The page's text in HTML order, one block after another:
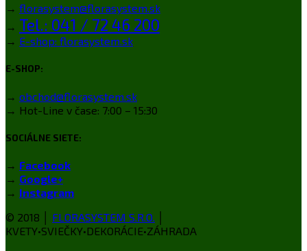
→ florasystem@florasystem.sk
→ Tel.: 041 / 72 46 200
→ E-shop: florasystem.sk
E-SHOP:
→ obchod@florasystem.sk
→ Hot-Line v čase: 7:00 – 15:30
SOCIÁLNE SIETE:
→ Facebook
→ Google+
→ Instagram
© 2018 │ FLORASYSTEM S.R.O.
KVETY•SVIEČKY•DEKORÁCIE•ZÁHRADA